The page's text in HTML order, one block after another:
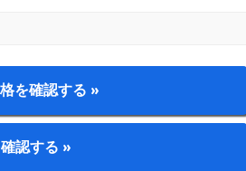
を確認する »
認する »